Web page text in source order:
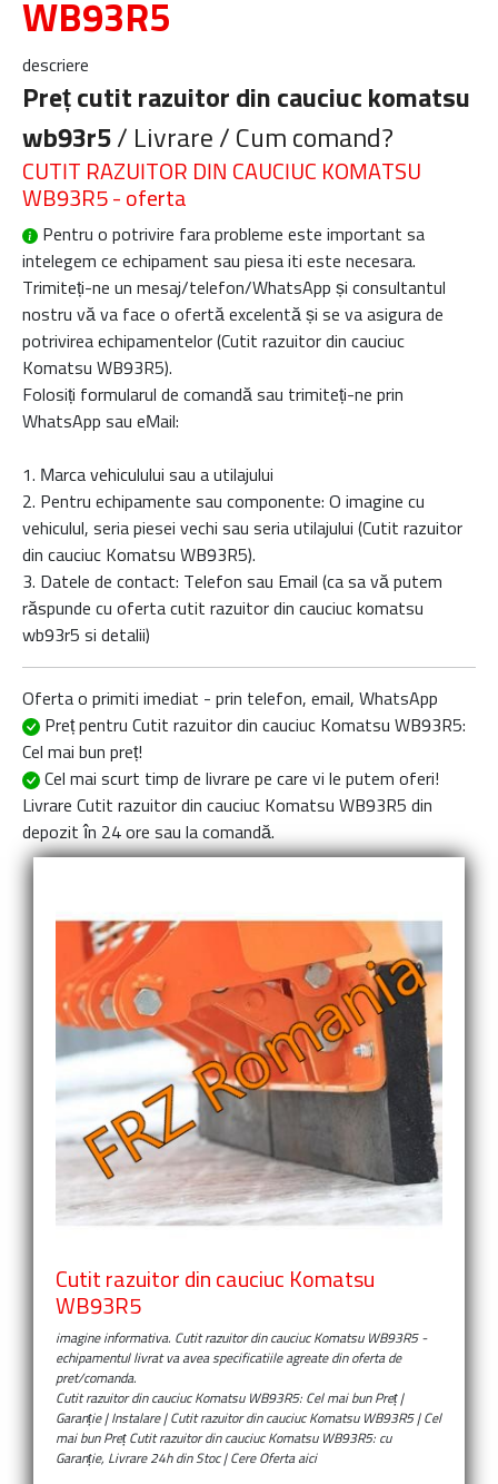
WB93R5
descriere
Preț cutit razuitor din cauciuc komatsu
wb93r5 / Livrare / Cum comand?
CUTIT RAZUITOR DIN CAUCIUC KOMATSU
WB93R5 - oferta
Pentru o potrivire fara probleme este important sa
intelegem ce echipament sau piesa iti este necesara.
Trimiteți-ne un mesaj/telefon/WhatsApp și consultantul
nostru vă va face o ofertă excelentă și se va asigura de
potrivirea echipamentelor (Cutit razuitor din cauciuc
Komatsu WB93R5).
Folosiți formularul de comandă sau trimiteți-ne prin
WhatsApp sau eMail:
1. Marca vehiculului sau a utilajului
2. Pentru echipamente sau componente: O imagine cu
vehiculul, seria piesei vechi sau seria utilajului (Cutit razuitor
din cauciuc Komatsu WB93R5).
3. Datele de contact: Telefon sau Email (ca sa vă putem
răspunde cu oferta cutit razuitor din cauciuc komatsu
wb93r5 si detalii)
Oferta o primiti imediat - prin telefon, email, WhatsApp
Preț pentru Cutit razuitor din cauciuc Komatsu WB93R5:
Cel mai bun preț!
Cel mai scurt timp de livrare pe care vi le putem oferi!
Livrare Cutit razuitor din cauciuc Komatsu WB93R5 din
depozit în 24 ore sau la comandă.
Cutit razuitor din cauciuc Komatsu
WB93R5
imagine informativa. Cutit razuitor din cauciuc Komatsu WB93R5-
echipamentul livrat va avea specificatiile agreate din oferta de
pret/comanda.
Cutit razuitor din cauciuc Komatsu WB93R5: Cel mai bun Preț |
Garanție | Instalare | Cutit razuitor din cauciuc Komatsu WB93R5 | Cel
mai bun Preț Cutit razuitor din cauciuc Komatsu WB93R5: cu
Garanție, Livrare 24h din Stoc | Cere Oferta aici